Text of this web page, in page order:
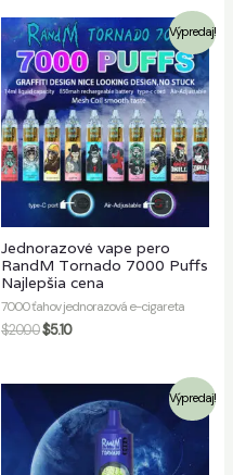
Výpredaj!
Jednorazové vape pero
RandM Tornado 7000 Puffs
Najlepšia cena
7000 ťahov jednorazová e-cigareta
$20.00$5.10
Výpredaj!